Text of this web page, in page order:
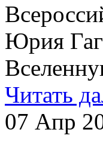
Юрия
Читать
07 Апр